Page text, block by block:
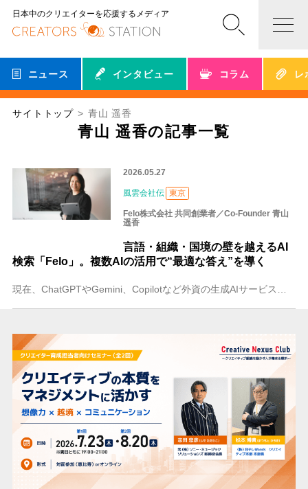
日本中のクリエイターを応援するメディア
ニュース インタビュー コラム レ
サイトトップ 青山 遥香
青山 遥香の記事一覧
2026.05.27
風雲会社伝 東京
Felo株式会社 共同創業者／Co-Founder 青山
遥香
言語・組織・国境の壁を越えるAI
検索「Felo」。複数AIの活用で“最適な答え”を導く